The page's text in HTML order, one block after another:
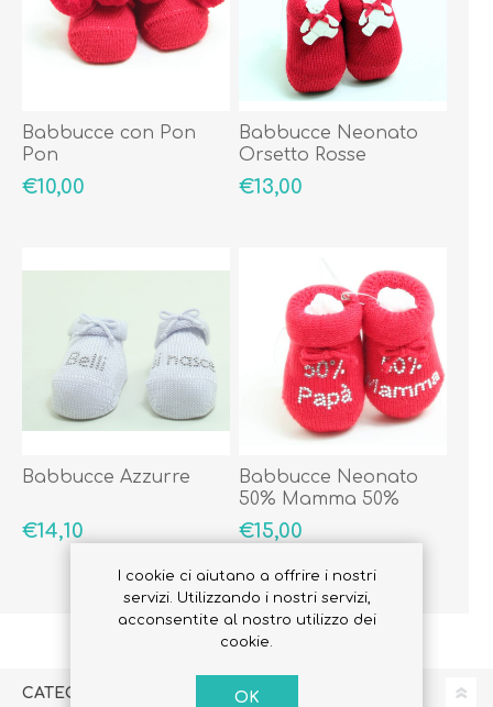
Babbucce con Pon
Pon
€10,00
Babbucce Neonato
Orsetto Rosse
€13,00
Babbucce Azzurre
€14,10
Babbucce Neonato
50% Mamma 50%
Papà
€15,00
CATEGORIE
I cookie ci aiutano a offrire i nostri
servizi. Utilizzando i nostri servizi,
acconsentite al nostro utilizzo dei
cookie.
OK